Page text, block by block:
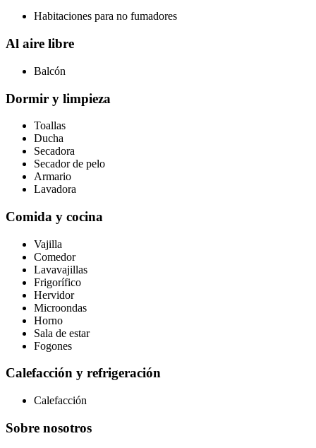
Habitaciones para no fumadores
Al aire libre
Balcón
Dormir y limpieza
Toallas
Ducha
Secadora
Secador de pelo
Armario
Lavadora
Comida y cocina
Vajilla
Comedor
Lavavajillas
Frigorífico
Hervidor
Microondas
Horno
Sala de estar
Fogones
Calefacción y refrigeración
Calefacción
Sobre nosotros